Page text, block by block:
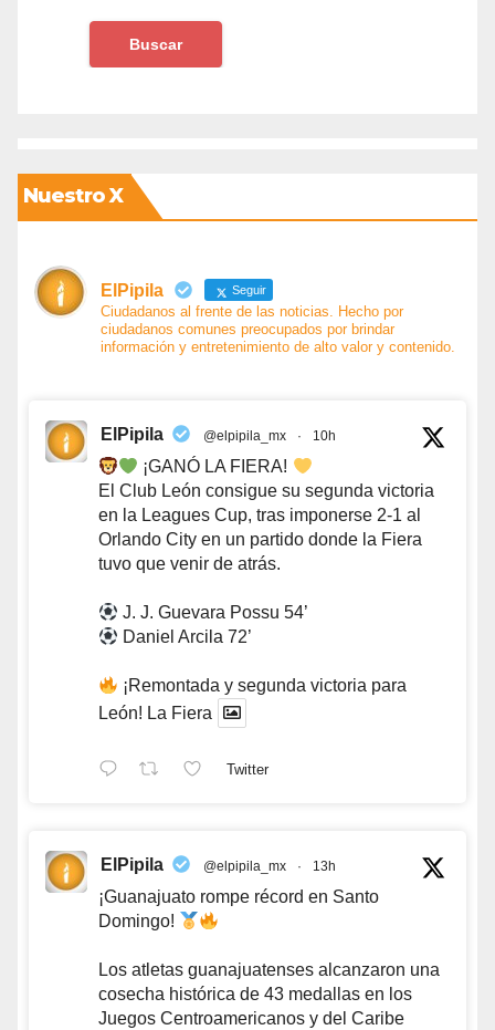
Nuestro X
ElPipila Seguir
Ciudadanos al frente de las noticias. Hecho por
ciudadanos comunes preocupados por brindar
información y entretenimiento de alto valor y contenido.
ElPipila @elpipila_mx · 10h
¡GANÓ LA FIERA!
El Club León consigue su segunda victoria
en la Leagues Cup, tras imponerse 2-1 al
Orlando City en un partido donde la Fiera
tuvo que venir de atrás.
J. J. Guevara Possu 54’
Daniel Arcila 72’
¡Remontada y segunda victoria para
León! La Fiera
Twitter
ElPipila @elpipila_mx · 13h
¡Guanajuato rompe récord en Santo
Domingo!
Los atletas guanajuatenses alcanzaron una
cosecha histórica de 43 medallas en los
Juegos Centroamericanos y del Caribe